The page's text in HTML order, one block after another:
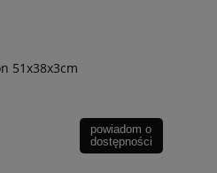
51x38x3cm
powiadom o
dostępności